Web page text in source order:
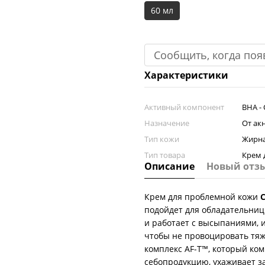
60 мл
Сообщить, когда
Характеристики
Активный компонент
BHA
Назначение
От
Тип кожи
Тип товара
Крем
Описание Новый
Крем для проблемной кожи
подойдет для
и работает с высыпаниями,
чтобы не провоцировать
комплекс AF-T™, который
себопродукцию, ухаживает